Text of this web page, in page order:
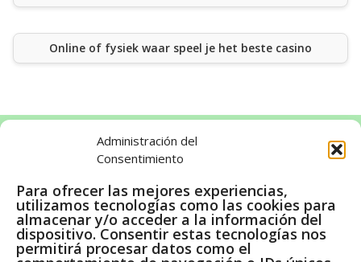
Administración del
Consentimiento
Para ofrecer las mejores experiencias,
utilizamos tecnologías como las cookies para
almacenar y/o acceder a la información del
dispositivo. Consentir estas tecnologías nos
permitirá procesar datos como el
Online of fysiek waar speel je het beste casino
LEGAL
Aviso legal
Política de cookies
Política de privacidad